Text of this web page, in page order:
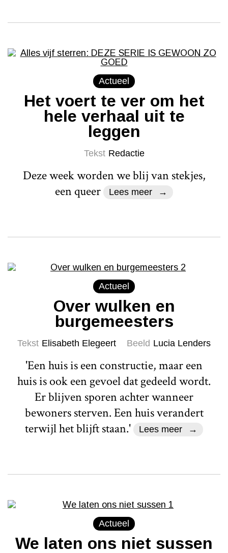
Actueel
Het voert te ver om het
hele verhaal uit te
leggen
Tekst Redactie
Deze week worden we blij van stekjes,
een queer
Lees meer
Actueel
Over wulken en
burgemeesters
Tekst Elisabeth Elegeert Beeld Lucia Lenders
'Een huis is een constructie, maar een
huis is ook een gevoel dat gedeeld wordt.
Er blijven sporen achter wanneer
bewoners sterven. Een huis verandert
terwijl het blijft staan.'
Lees meer
Actueel
We laten ons niet sussen